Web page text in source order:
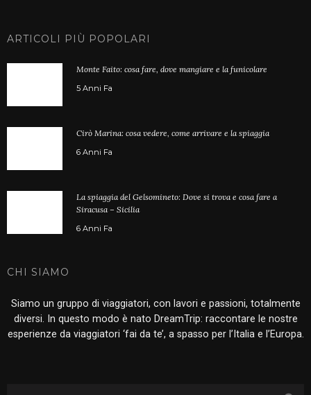
ARTICOLI PIÙ POPOLARI
Monte Faito: cosa fare, dove mangiare e la funicolare
5 Anni Fa
Cirò Marina: cosa vedere, come arrivare e la spiaggia
6 Anni Fa
La spiaggia del Gelsomineto: Dove si trova e cosa fare a
Siracusa – Sicilia
6 Anni Fa
CHI SIAMO
Siamo un gruppo di viaggiatori, con lavori e passioni, totalmente
diversi. In questo modo è nato DreamTrip: raccontare le nostre
esperienze da viaggiatori ‘fai da te’, a spasso per l’Italia e l’Europa.